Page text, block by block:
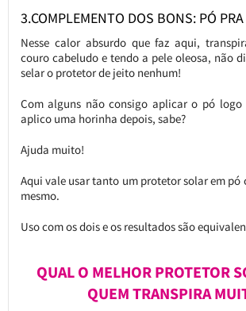
3.COMPLEMENTO DOS BONS: PÓ
Nesse calor absurdo que faz aqui,
couro cabeludo e tendo a pele oleosa, não
selar o protetor de jeito nenhum!
Com alguns não consigo aplicar o pó logo
aplico uma horinha depois, sabe?
Ajuda muito!
Aqui vale usar tanto um protetor solar em pó
mesmo.
Uso com os dois e os resultados são
QUAL O MELHOR PROTETOR
QUEM TRANSPIRA